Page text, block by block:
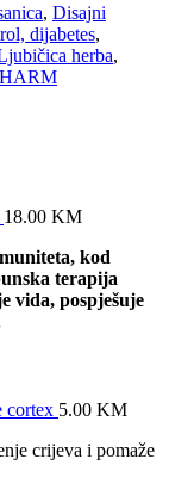
, Disajni
dijabetes,
herba,
18.00 KM
kod
terapija
vida, pospješuje
cortex 5.00 KM
crijeva i pomaže